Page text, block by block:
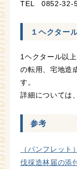
TEL 0852-32-
１ヘクター
1ヘクタール以
の転用、宅地造
す。
詳細については、
参考
（パンフレット
伐採造林届の添